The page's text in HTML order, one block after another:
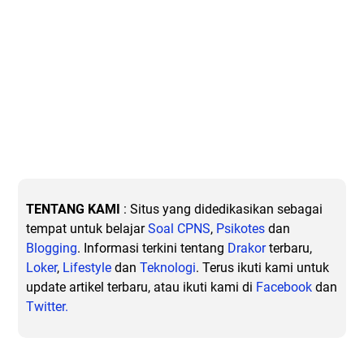
TENTANG KAMI
: Situs yang didedikasikan sebagai
tempat untuk belajarSoal CPNS, Psikotes dan
Blogging. Informasi terkini tentang Drakorterbaru,
Loker, Lifestyle dan Teknologi. Terus ikuti kami untuk
update artikel terbaru, atau ikuti kami di Facebook dan
Twitter.